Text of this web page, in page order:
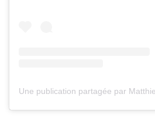
Une publication partagée par